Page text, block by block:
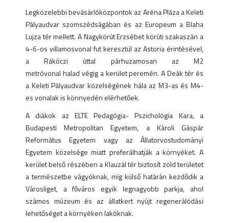
Legközelebbi bevásárlóközpontok az Aréna Pláza a Keleti
Pályaudvar szomszédságában és az Europeum a Blaha
Lujza tér mellett. A Nagykörút Erzsébet körúti szakaszán a
4-6-os villamosvonal fut keresztül az Astoria érintésével,
a Rákóczi úttal párhuzamosan az M2
metróvonal halad végig a kerület peremén. A Deák tér és
a Keleti Pályaudvar közelségének hála az M3-as és M4-
es vonalak is könnyedén elérhetőek.
A diákok az ELTE Pedagógia- Pszichológia Kara, a
Budapesti Metropolitan Egyetem, a Károli Gáspár
Református Egyetem vagy az Állatorvostudományi
Egyetem közelsége miatt preferálhatják a környéket. A
kerület belső részében a Klauzál tér biztosít zöld területet
a természetbe vágyóknak, míg külső határán kezdődik a
Városliget, a főváros egyik legnagyobb parkja, ahol
számos múzeum és az állatkert nyújt regenerálódási
lehetőséget a környéken lakóknak.